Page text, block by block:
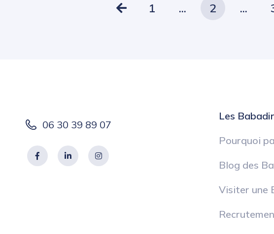
1 ... 2 ...
06 30 39 89 07
Les
Pourquoi
Blog des
Visiter une